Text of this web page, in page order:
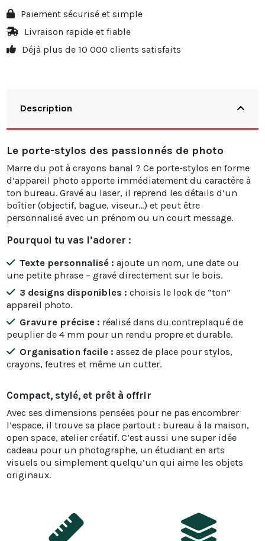
Paiement sécurisé et simple
Livraison rapide et fiable
Déjà plus de 10 000 clients satisfaits
Description
Le porte-stylos des passionnés de photo
Marre du pot à crayons banal ? Ce porte-stylos en forme
d’appareil photo apporte immédiatement du caractère à
ton bureau. Gravé au laser, il reprend les détails d’un
boîtier (objectif, bague, viseur…) et peut être
personnalisé avec un prénom ou un court message.
Pourquoi tu vas l’adorer :
Texte personnalisé : ajoute un nom, une date ou
une petite phrase – gravé directement sur le bois.
3 designs disponibles : choisis le look de “ton”
appareil photo.
Gravure précise : réalisé dans du contreplaqué de
peuplier de 4 mm pour un rendu propre et durable.
Organisation facile : assez de place pour stylos,
crayons, feutres et même un cutter.
Compact, stylé, et prêt à offrir
Avec ses dimensions pensées pour ne pas encombrer
l’espace, il trouve sa place partout : bureau à la maison,
open space, atelier créatif. C’est aussi une super idée
cadeau pour un photographe, un étudiant en arts
visuels ou simplement quelqu’un qui aime les objets
originaux.